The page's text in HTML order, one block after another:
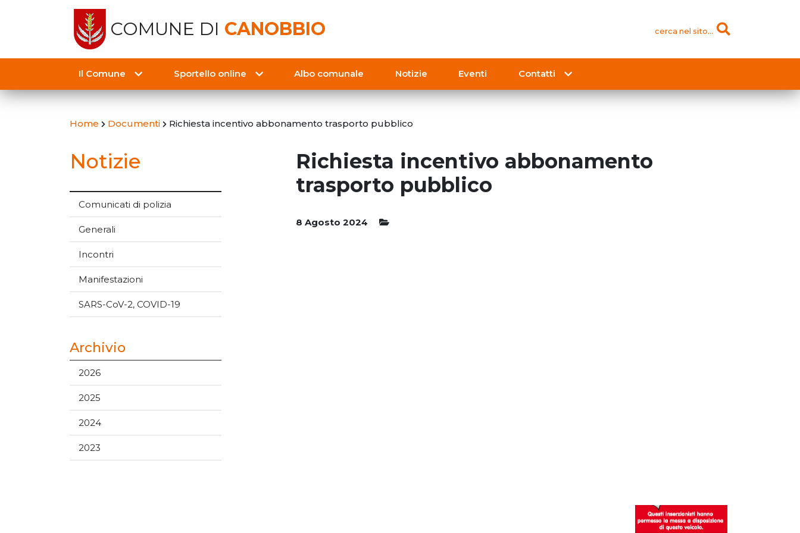
COMUNE DI CANOBBIO cerca nel sito...
Il Comune Sportello online Albo comunale Notizie Eventi Contatti
Home Documenti Richiesta incentivo abbonamento trasporto pubblico
Notizie
Comunicati di polizia
Generali
Incontri
Manifestazioni
SARS-CoV-2, COVID-19
Archivio
2026
2025
2024
2023
Richiesta incentivo abbonamento
trasporto pubblico
8 Agosto 2024